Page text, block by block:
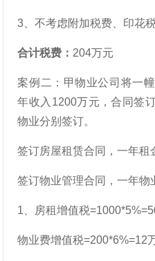
3、不考虑附加税费、印花税
合计税费： 204万元
案例二：甲物业公司将一
年收入1200万元，合同签
物业分别签订。
签订房屋租赁合同，一年租
签订物业管理合同，一年物
1、房租增值税
物业费增值税=200*6%=12